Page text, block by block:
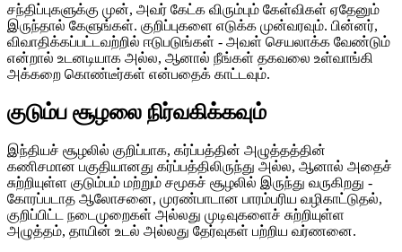
சந்திப்புகளுக்கு முன், அவர் கேட்க விரும்பும் கேள்விகள் ஏதேனும்
இருந்தால் கேளுங்கள். குறிப்புகளை எடுக்க முன்வரவும். பின்னர்,
விவாதிக்கப்பட்டவற்றில் ஈடுபடுங்கள் - அவள் செயலாக்க வேண்டும்
என்றால் உடனடியாக அல்ல, ஆனால் நீங்கள் தகவலை உள்வாங்கி
அக்கறை கொண்டீர்கள் என்பதைக் காட்டவும்.
குடும்ப சூழலை நிர்வகிக்கவும்
இந்தியச் சூழலில் குறிப்பாக, கர்ப்பத்தின் அழுத்தத்தின்
கணிசமான பகுதியானது கர்ப்பத்திலிருந்து அல்ல, ஆனால் அதைச்
சுற்றியுள்ள குடும்பம் மற்றும் சமூகச் சூழலில் இருந்து வருகிறது -
கோரப்படாத ஆலோசனை, முரண்பாடான பாரம்பரிய வழிகாட்டுதல்,
குறிப்பிட்ட நடைமுறைகள் அல்லது முடிவுகளைச் சுற்றியுள்ள
அழுத்தம், தாயின் உடல் அல்லது தேர்வுகள் பற்றிய வர்ணனை.